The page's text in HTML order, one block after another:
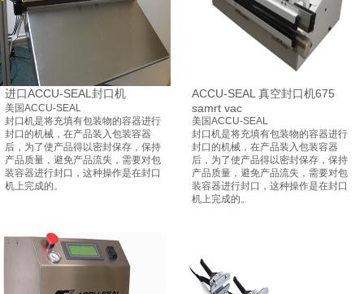
进口ACCU-SEAL封口机
美国ACCU-SEAL
封口机是将充填有包装物的容器进行
封口的机械，在产品装入包装容器
后，为了使产品得以密封保存，保持
产品质量，避免产品流失，需要对包
装容器进行封口，这种操作是在封口
机上完成的。
ACCU-SEAL 真空封口机675
samrt vac
美国ACCU-SEAL
封口机是将充填有包装物的容器进行
封口的机械，在产品装入包装容器
后，为了使产品得以密封保存，保持
产品质量，避免产品流失，需要对包
装容器进行封口，这种操作是在封口
机上完成的。